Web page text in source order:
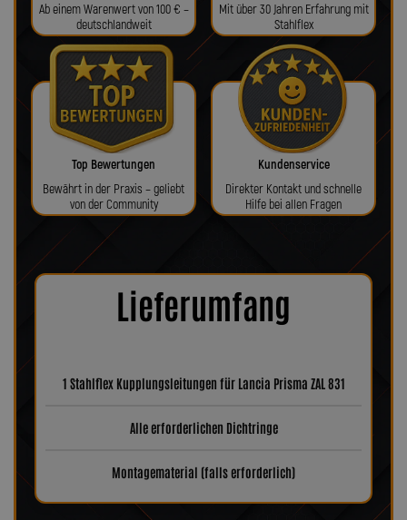
Ab einem Warenwert von 100 € –
deutschlandweit
Mit über 30 Jahren Erfahrung mit
Stahlflex
Top Bewertungen
Bewährt in der Praxis – geliebt
von der Community
Kundenservice
Direkter Kontakt und schnelle
Hilfe bei allen Fragen
Lieferumfang
1 Stahlflex Kupplungsleitungen für Lancia Prisma ZAL 831
Alle erforderlichen Dichtringe
Montagematerial (falls erforderlich)